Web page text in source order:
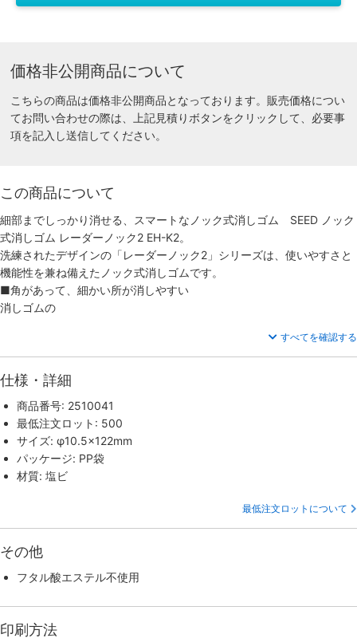
価格非公開商品について
こちらの商品は価格非公開商品となっております。販売価格につい
てお問い合わせの際は、上記見積りボタンをクリックして、必要事
項を記入し送信してください。
この商品について
細部までしっかり消せる、スマートなノック式消しゴム SEED ノック
式消しゴム レーダーノック2 EH-K2。
洗練されたデザインの「レーダーノック2」シリーズは、使いやすさと
機能性を兼ね備えたノック式消しゴムです。
■角があって、細かい所が消しやすい
消しゴムの
すべてを確認する
仕様・詳細
商品番号: 2510041
最低注文ロット: 500
サイズ: φ10.5×122mm
パッケージ: PP袋
材質: 塩ビ
最低注文ロットについて
その他
フタル酸エステル不使用
印刷方法